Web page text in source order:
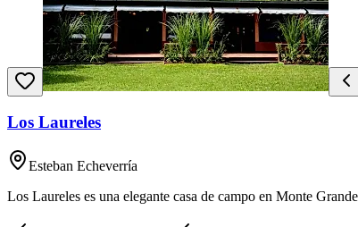
Los Laureles
Esteban Echeverría
Los Laureles es una elegante casa de campo en Monte